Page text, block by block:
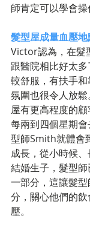
師肯定可以學會操
髮型屋成量血壓地
Victor認為，在髮
跟醫院相比好太
較舒服，有扶手
氛圍也很令人放
屋有更高程度的
每兩到四個星期
型師Smith就體會
成長，從小時候
結婚生子，髮型
一部分，這讓髮
分，關心他們的
壓。